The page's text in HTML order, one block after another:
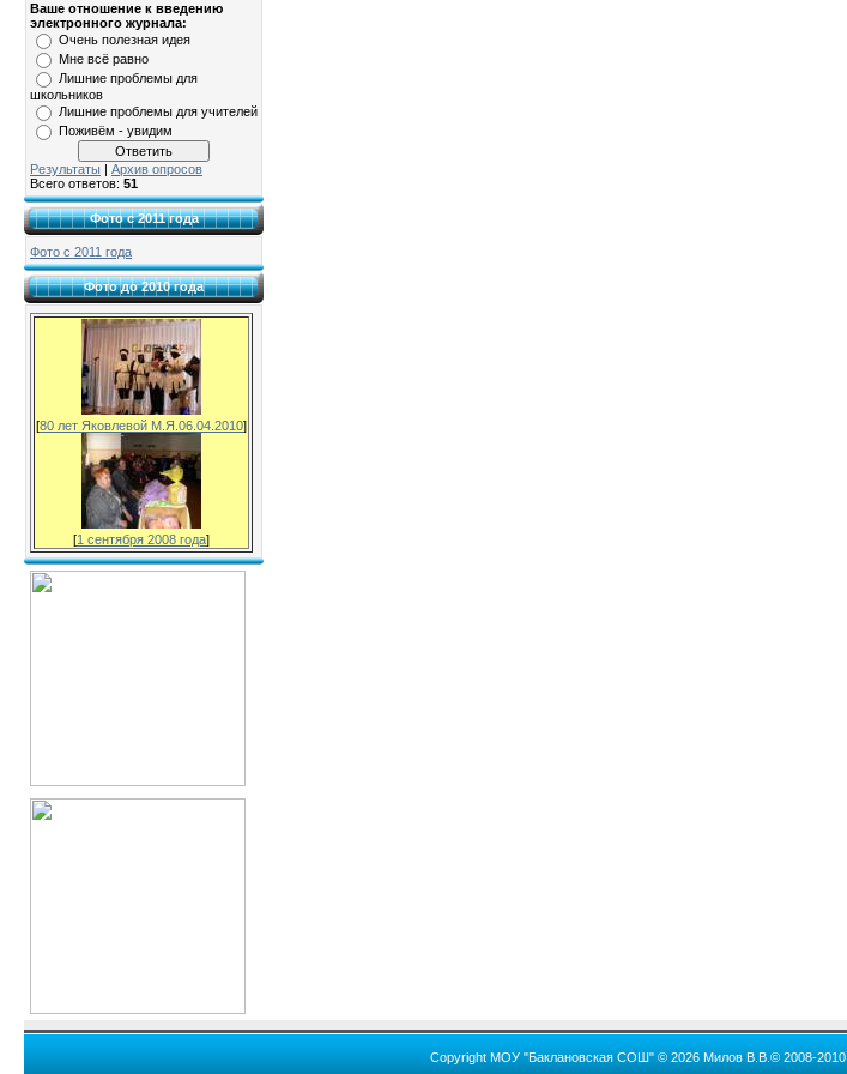
Ваше отношение к введению
электронного журнала:
Очень полезная идея
Мне всё равно
Лишние проблемы для
школьников
Лишние проблемы для учителей
Поживём - увидим
Результаты
Архив опросов
Всего ответов: 51
Фото с 2011 года
Фото с 2011 года
Фото до 2010 года
[80 лет Яковлевой М.Я.06.04.2010]
[1 сентября 2008 года]
Copyright МОУ "Баклановская СОШ" © 2026 Милов В.В.© 2008-2010